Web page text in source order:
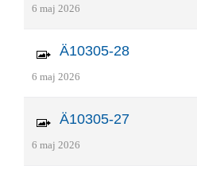
6 maj 2026
Ä10305-28
6 maj 2026
Ä10305-27
6 maj 2026